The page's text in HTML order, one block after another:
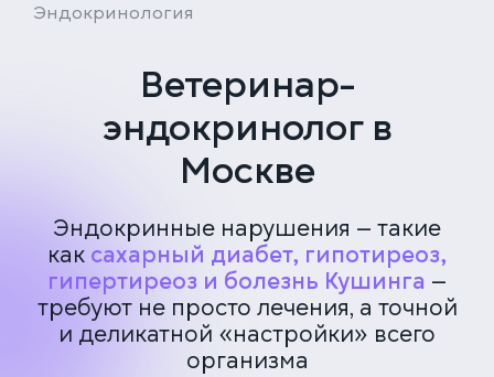
Эндокринология
Ветеринар-
эндокринолог в
Москве
Эндокринные нарушения — такие
как сахарный диабет, гипотиреоз,
гипертиреоз и болезнь Кушинга —
требуют не просто лечения, а точной
и деликатной «настройки» всего
организма